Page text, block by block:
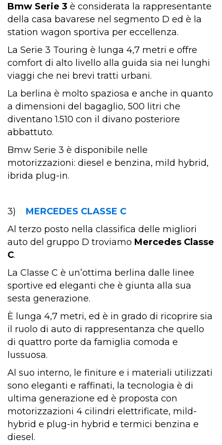
Bmw Serie 3 è considerata la rappresentante
della casa bavarese nel segmento D ed è la
station wagon sportiva per eccellenza.
La Serie 3 Touring è lunga 4,7 metri e offre
comfort di alto livello alla guida sia nei lunghi
viaggi che nei brevi tratti urbani.
La berlina è molto spaziosa e anche in quanto
a dimensioni del bagaglio, 500 litri che
diventano 1.510 con il divano posteriore
abbattuto.
Bmw Serie 3 è disponibile nelle
motorizzazioni: diesel e benzina, mild hybrid,
ibrida plug-in.
3)
MERCEDES CLASSE C
Al terzo posto nella classifica delle migliori
auto del gruppo D troviamo Mercedes Classe
C.
La Classe C è un’ottima berlina dalle linee
sportive ed eleganti che è giunta alla sua
sesta generazione.
È lunga 4,7 metri, ed è in grado di ricoprire sia
il ruolo di auto di rappresentanza che quello
di quattro porte da famiglia comoda e
lussuosa.
Al suo interno, le finiture e i materiali utilizzati
sono eleganti e raffinati, la tecnologia è di
ultima generazione ed è proposta con
motorizzazioni 4 cilindri elettrificate, mild-
hybrid e plug-in hybrid e termici benzina e
diesel.